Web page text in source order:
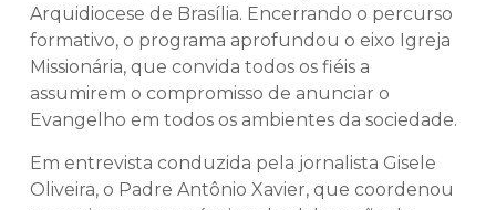
Arquidiocese de Brasília. Encerrando o percurso
formativo, o programa aprofundou o eixo Igreja
Missionária, que convida todos os fiéis a
assumirem o compromisso de anunciar o
Evangelho em todos os ambientes da sociedade.
Em entrevista conduzida pela jornalista Gisele
Oliveira, o Padre Antônio Xavier, que coordenou